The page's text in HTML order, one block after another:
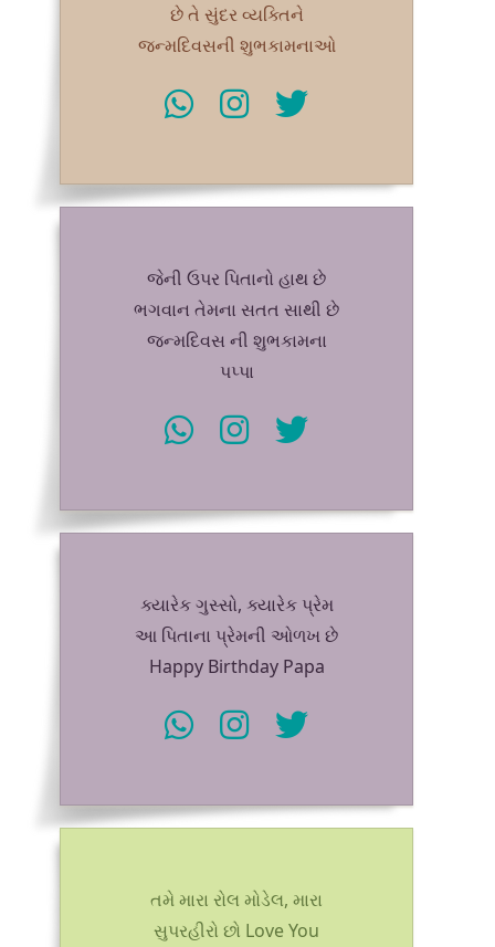
છે તે સુંદર વ્યક્તિને
જન્મદિવસની શુભકામનાઓ
જેની ઉપર પિતાનો હાથ છે
ભગવાન તેમના સતત સાથી છે
જન્મદિવસ ની શુભકામના
પપ્પા
ક્યારેક ગુસ્સો, ક્યારેક પ્રેમ
આ પિતાના પ્રેમની ઓળખ છે
Happy Birthday Papa
તમે મારા રોલ મોડેલ, મારા
સુપરહીરો છો Love You